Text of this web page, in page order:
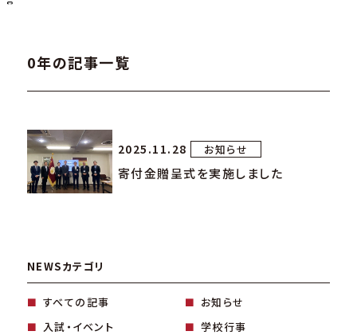
0年の記事一覧
2025.11.28 お知らせ
寄付金贈呈式を実施しました
NEWSカテゴリ
すべての記事
お知らせ
入試・イベント
学校行事